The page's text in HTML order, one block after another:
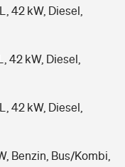
42 kW, Diesel,
42 kW, Diesel,
42 kW, Diesel,
Benzin, Bus/Kombi,